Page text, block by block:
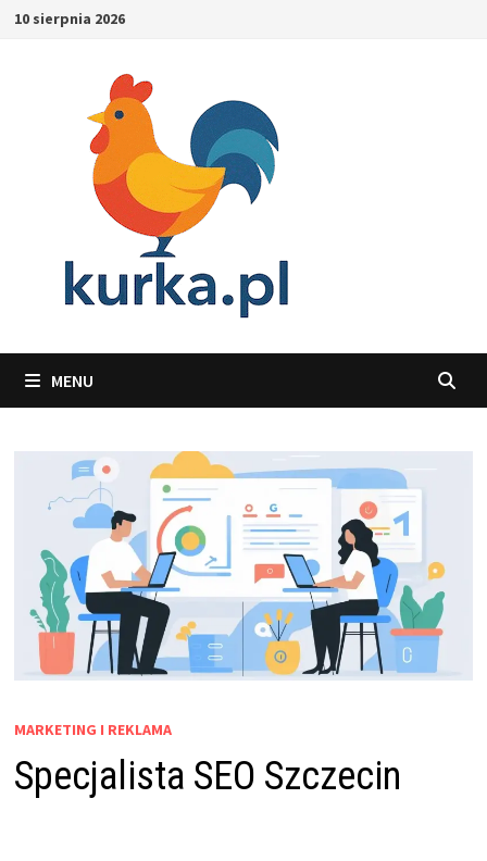
Skip10 sierpnia 2026
MENU
MARKETING I REKLAMA
Specjalista SEO Szczecin